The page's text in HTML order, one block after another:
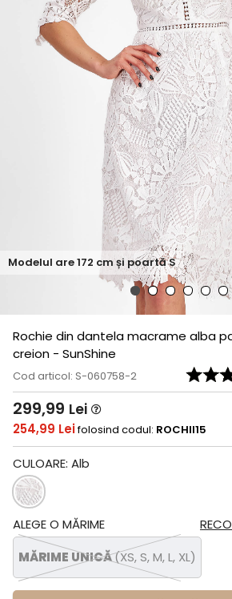
Modelul are172 cm și poartăS
Rochie din dantela macrame alba
creion - SunShine
Cod articol: S-060758-2
299,99 Lei
254,99 Leifolosind codul: ROCHII15
CULOARE: Alb
ALEGE O MĂRIME
MĂRIME UNICĂ(XS, S, M, L, XL)